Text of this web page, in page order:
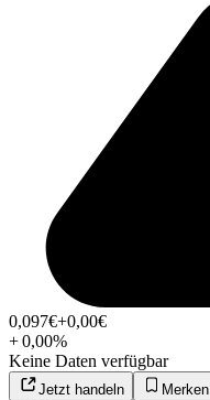
0,097€+0,00€
+0,00%
Keine Daten verfügbar
Jetzt handeln Merken